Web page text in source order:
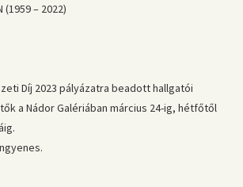
(1959 – 2022)
Díj 2023 pályázatra beadott hallgatói
a Nádor Galériában március 24-ig, hétfőtől